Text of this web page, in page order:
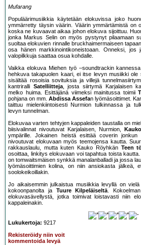
Mufarang
Populäärimusiikkia käytetään elokuvissa joko
ymmärretty täysin väärin. Väärin ymmärtämistä on
koska ne kuvaavat aikaa johon elokuva sijoittuu.
jonka Markus Selin on myös pystynyt pilaamaan
suoltaa elokuvien rinnalle bruckhaimermaiseen
osa hänen markkinointikoneistoaan. Onneksi, jos
valopilkkuja saattaa osua kohdalle.
Vaikka elokuva Miehen työ –soundtrackin
hehkuva takapuolen kaari, ei itse levyn musiikki ole
sisältää rosoisia sovituksia ja villejä
kantriralli Satelliitteja, josta siirtymä Karjalaisen
melko huima. Esittäjänä viimeksi mainitussa toimii
pohjana on mm. Abdissa Assefan lyömäsoittimet.
taittuu mielenkiintoisesti Nurmion tulkinnassa ja
levyn tunnelman.
Elokuvaa varten tehtyjen kappaleiden taustalla on
biisivalinnat nivoutuvat Karjalaisen, Nurmion,
ympärille. Jokainen heistä esittää coverin jonkun
nivoutuvat elokuvaan myös teemojensa kautta.
rakkauslaulu, mutta kuten Kauko Röyhkän Teen
osoittaa, linkitys elokuvaan voi tapahtua toista
on tomwaitsmäisen synkkä manalanballadi ja jossa
lyömäsoittimien kolina, on niin ansiokasta jälkeä,
soolokeikoillakin.
Jo aikaisemmin julkaistua musiikkia levyllä on vielä
kokoonpanolta ja Tuure Kilpeläiseltä.
elokuvasävellystä, jotka toimivat loistavasti niin
kappaleinakin.
Lukukertoja: 9217
Rekisteröidy niin voit
kommentoida levyä